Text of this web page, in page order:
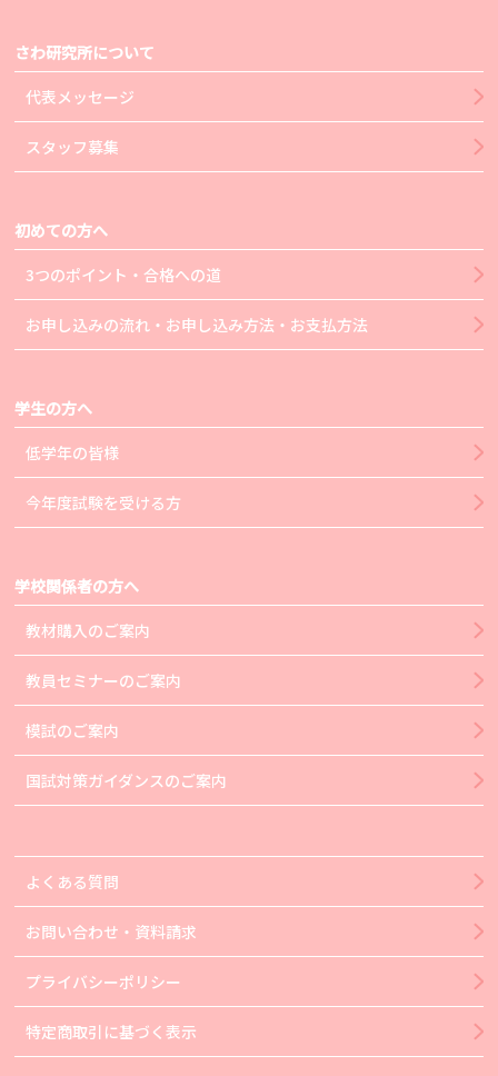
さわ研究所について
代表メッセージ
スタッフ募集
初めての方へ
3つのポイント・合格への道
お申し込みの流れ・お申し込み方法・お支払方法
学生の方へ
低学年の皆様
今年度試験を受ける方
学校関係者の方へ
教材購入のご案内
教員セミナーのご案内
模試のご案内
国試対策ガイダンスのご案内
よくある質問
お問い合わせ・資料請求
プライバシーポリシー
特定商取引に基づく表示